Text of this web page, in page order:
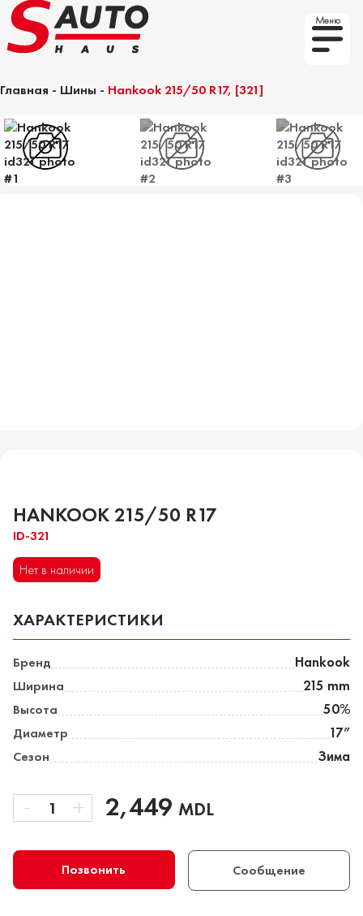
Меню
Главная - Шины - Hankook 215/50 R17, [321]
HANKOOK 215/50 R17
ID-321
Нет в наличии
ХАРАКТЕРИСТИКИ
Бренд
Hankook
Ширина
215 mm
Высота
50%
Диаметр
17”
Сезон
Зима
- 1 + 2,449 MDL
Позвонить Сообщение